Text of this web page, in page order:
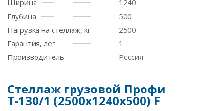
Ширина
1240
Глубина
500
Нагрузка на стеллаж, кг
2500
Гарантия, лет
1
Производитель
Россия
Стеллаж грузовой Профи
Т-130/1 (2500х1240х500) F